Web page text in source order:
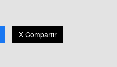
X Compartir